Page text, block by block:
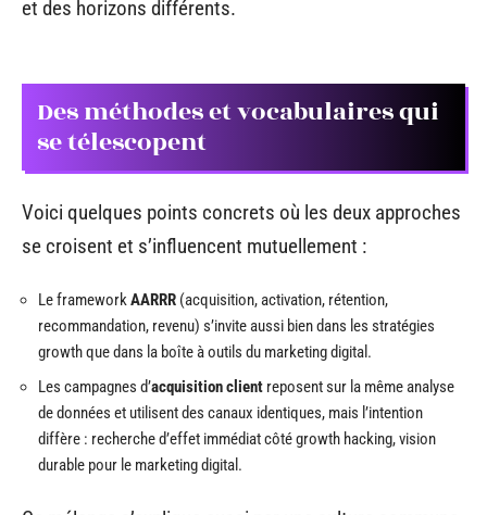
et des horizons différents.
Des méthodes et vocabulaires qui
se télescopent
Voici quelques points concrets où les deux approches
se croisent et s’influencent mutuellement :
Le frameworkAARRR (acquisition, activation, rétention,
recommandation, revenu) s’invite aussi bien dans les stratégies
growth que dans la boîte à outils du marketing digital.
Les campagnes d’acquisition client reposent sur la même analyse
de données et utilisent des canaux identiques, mais l’intention
diffère : recherche d’effet immédiat côté growth hacking, vision
durable pour le marketing digital.